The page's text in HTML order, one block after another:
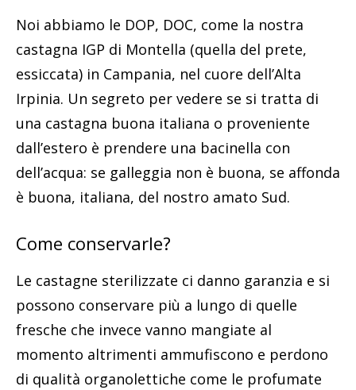
Noi abbiamo le DOP, DOC, come la nostra
castagna IGP di Montella (quella del prete,
essiccata) in Campania, nel cuore dell’Alta
Irpinia. Un segreto per vedere se si tratta di
una castagna buona italiana o proveniente
dall’estero è prendere una bacinella con
dell’acqua: se galleggia non è buona, se affonda
è buona, italiana, del nostro amato Sud.
Come conservarle?
Le castagne sterilizzate ci danno garanzia e si
possono conservare più a lungo di quelle
fresche che invece vanno mangiate al
momento altrimenti ammufiscono e perdono
di qualità organolettiche come le profumate